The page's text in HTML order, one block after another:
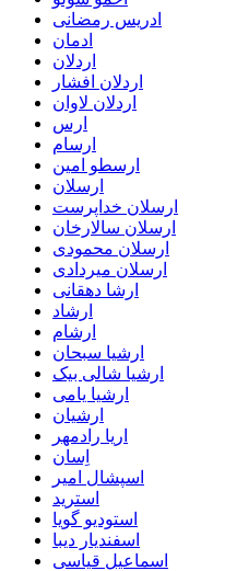
ادریس رمضانی
ادمان
اردلان
اردلان افشار
اردلان لاوان
ارس
ارسام
ارسطو امین
ارسلان
ارسلان خداپرست
ارسلان سالارخان
ارسلان محمودی
ارسلان میردادی
ارشا دهقانی
ارشاد
ارشام
ارشیا سبحان
ارشیا شالی بیک
ارشیا یامی
ارشیان
اریا رادمهر
اِسان
اسپشال امیر
استرید
استودیو گویا
اسفندیار دیبا
اسماعیل قیاسی